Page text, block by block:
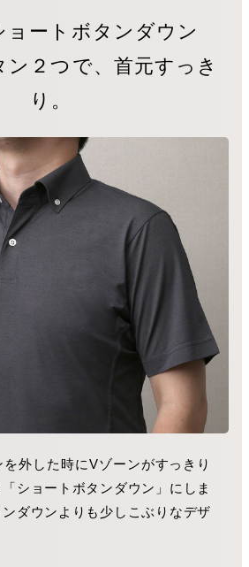
ョートボタンダウン
ン２つで、首元すっき
り。
外した時にVゾーンがすっきり
ショートボタンダウン」にしま
ダウンよりも少しこぶりなデザ